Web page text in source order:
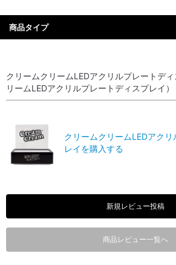
商品タイプ
クリームクリームLEDアクリルプレートデ
リームLEDアクリルプレートディスプレイ）
クリームクリームLEDアク
レイを購入する
新規レビュー投稿
商品レビュー一覧へ